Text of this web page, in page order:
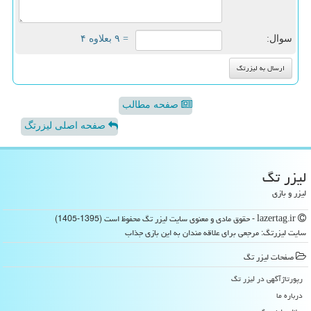
سوال: = ۹ بعلاوه ۴
صفحه مطالب
صفحه اصلی لیزرتگ
لیزر تگ
لیزر و بازی
سایت لیزرتگ: مرجعی برای علاقه مندان به این بازی جذاب
صفحات لیزر تگ
رپورتاژآگهی در لیزر تگ
درباره ما